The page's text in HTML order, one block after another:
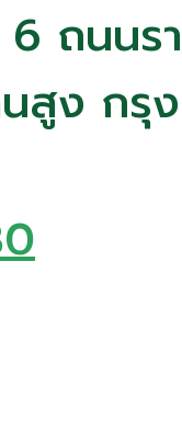
ถนนร
สูง กรุ